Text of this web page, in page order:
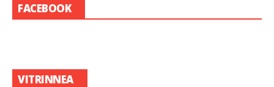
FACEBOOK
VITRINNEA